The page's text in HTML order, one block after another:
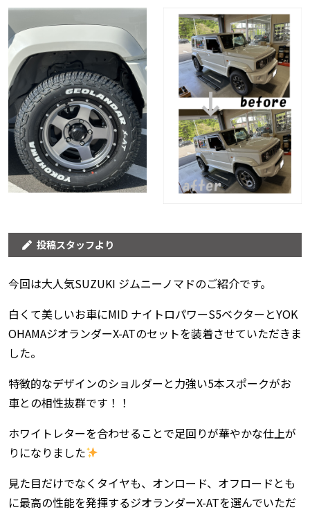
投稿スタッフより
今回は大人気SUZUKI ジムニーノマドのご紹介です。
白くて美しいお車にMID ナイトロパワーS5ベクターとYOK
OHAMAジオランダーX-ATのセットを装着させていただきま
した。
特徴的なデザインのショルダーと力強い5本スポークがお
車との相性抜群です！！
ホワイトレターを合わせることで足回りが華やかな仕上が
りになりました
見た目だけでなくタイヤも、オンロード、オフロードとも
に最高の性能を発揮するジオランダーX-ATを選んでいただ